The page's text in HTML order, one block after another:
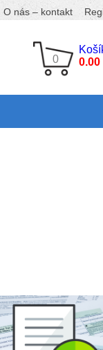
O nás – kontakt
0.00
0